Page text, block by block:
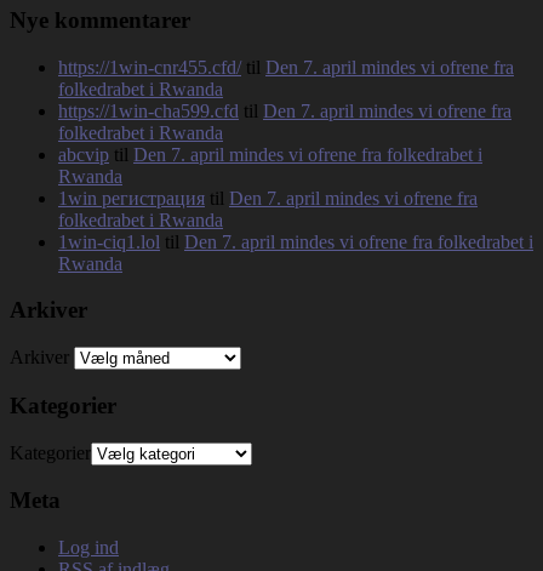
Nye kommentarer
https://1win-cnr455.cfd/til Den 7. april mindes vi ofrene fra
folkedrabet i Rwanda
https://1win-cha599.cfd til Den 7. april mindes vi ofrene fra
folkedrabet i Rwanda
abcvip til Den 7. april mindes vi ofrene fra folkedrabet i
Rwanda
1win регистрация til Den 7. april mindes vi ofrene fra
folkedrabet i Rwanda
1win-ciq1.lol til Den 7. april mindes vi ofrene fra folkedrabet i
Rwanda
Arkiver
Arkiver
Kategorier
Kategorier
Meta
Log ind